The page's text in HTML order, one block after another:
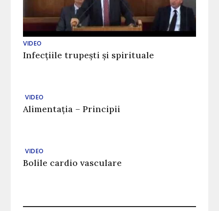
VIDEO
Infecțiile trupești și spirituale
VIDEO
Alimentația – Principii
VIDEO
Bolile cardio vasculare